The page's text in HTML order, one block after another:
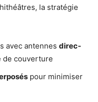
la stra­té­gie
avec antennes direc­
de couverture
pour mini­mi­ser